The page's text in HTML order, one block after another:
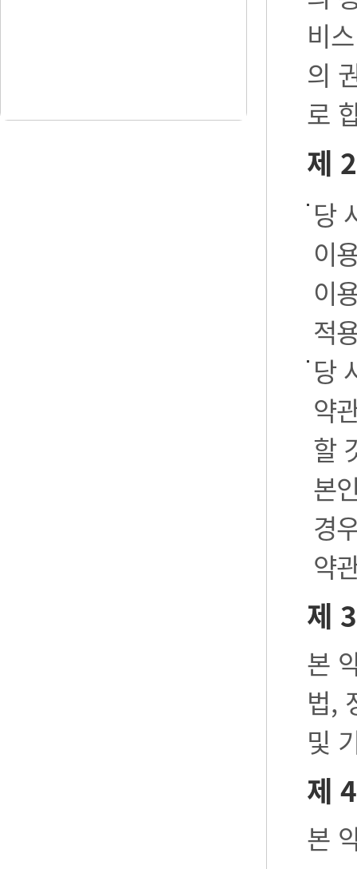
비
의
로
제
당
이
이
적
당
약
할
본
경
약
제
본
법,
및
제
본